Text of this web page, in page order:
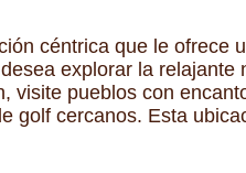
céntrica que le ofrece
explorar la
visite pueblos con
golf cercanos. Esta